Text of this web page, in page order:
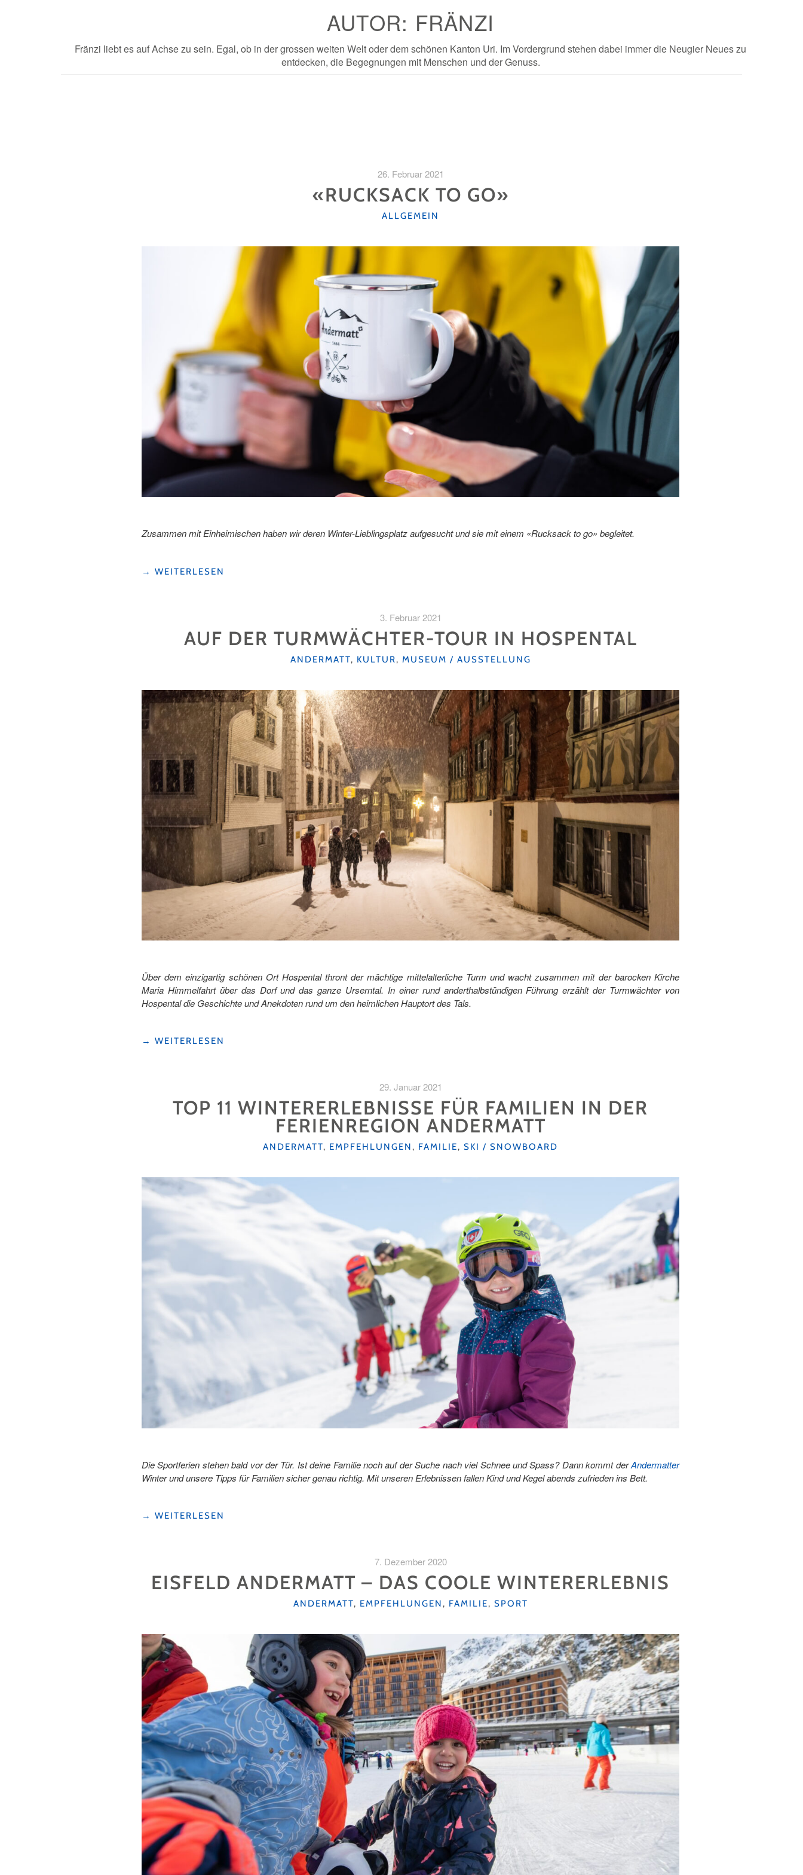
AUTOR: FRÄNZI
Fränzi liebt es auf Achse zu sein. Egal, ob in der grossen weiten Welt oder dem schönen Kanton Uri. Im Vordergrund stehen dabei immer die Neugier Neues zu
entdecken, die Begegnungen mit Menschen und der Genuss.
26. Februar 2021
«RUCKSACK TO GO»
KATEGORIEN
ALLGEMEIN
Zusammen mit Einheimischen haben wir deren Winter-Lieblingsplatz aufgesucht und sie mit einem «Rucksack to go» begleitet.
"«RUCKSACK
→ WEITERLESEN
3. Februar 2021
AUF DER TURMWÄCHTER-TOUR IN HOSPENTAL
KATEGORIEN
ANDERMATT, KULTUR, MUSEUM / AUSSTELLUNG
Über dem einzigartig schönen Ort Hospental thront der mächtige mittelalterliche Turm und wacht zusammen mit der barocken Kirche
Maria Himmelfahrt über das Dorf und das ganze Urserntal. In einer rund anderthalbstündigen Führung erzählt der Turmwächter von
Hospental die Geschichte und Anekdoten rund um den heimlichen Hauptort des Tals.
"AUF
HOSPENTAL"
→ WEITERLESEN
29. Januar 2021
TOP 11 WINTERERLEBNISSE FÜR FAMILIEN IN DER
FERIENREGION ANDERMATT
KATEGORIEN
ANDERMATT, EMPFEHLUNGEN, FAMILIE, SKI / SNOWBOARD
Die Sportferien stehen bald vor der Tür. Ist deine Familie noch auf der Suche nach viel Schnee und Spass? Dann kommt derAndermatter
Winter und unsere Tipps für Familien sicher genau richtig. Mit unseren Erlebnissen fallen Kind und Kegel abends zufrieden ins Bett.
"TOP
DER
→ WEITERLESEN
7. Dezember 2020
EISFELD ANDERMATT – DAS COOLE WINTERERLEBNIS
KATEGORIEN
ANDERMATT, EMPFEHLUNGEN, FAMILIE, SPORT